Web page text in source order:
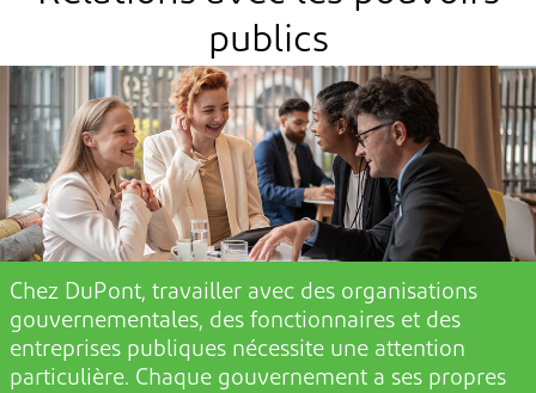
publics
Chez DuPont, travailler avec des organisations
gouvernementales, des fonctionnaires et des
entreprises publiques nécessite une attention
particulière. Chaque gouvernement a ses propres